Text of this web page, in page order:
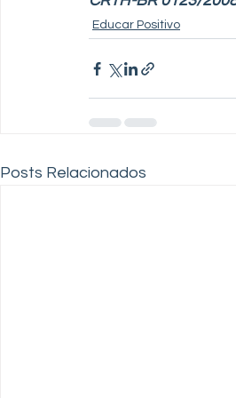
Educar Positivo
Posts Relacionados